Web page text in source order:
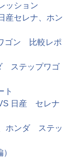
ッション
産セレナ、ホン
ゴン 比較レポ
ステップワゴ
ト
日産 セレナ
ホンダ ステッ